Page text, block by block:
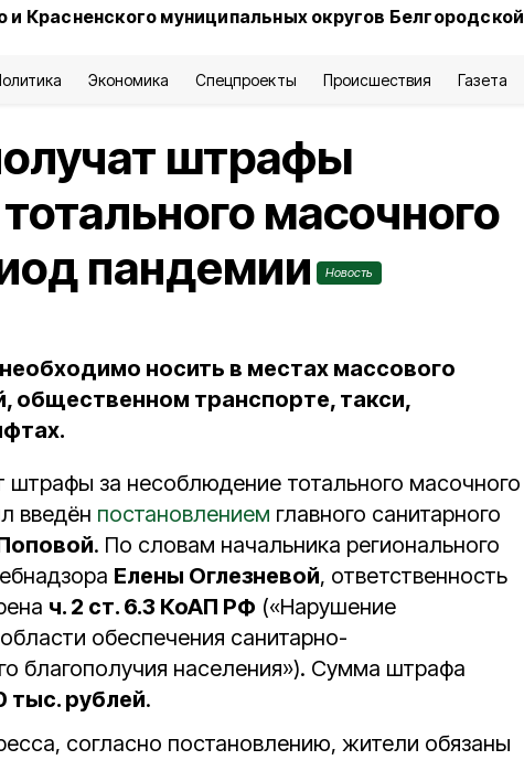
и Красненского муниципальных округов Белгородской
Экономика Спецпроекты Происшествия Газета
штрафы
масочного
пандемии
Новость
носить в местах массового
общественном транспорте, такси,
штрафы за несоблюдение тотального масочного
введён постановлением главного санитарного
. По словам начальника регионального
Елены Оглезневой, ответственность
ч. 2 ст. 6.3 КоАП РФ («Нарушение
обеспечения санитарно-
благополучия населения»). Сумма штрафа
тыс. рублей.
согласно постановлению, жители обязаны